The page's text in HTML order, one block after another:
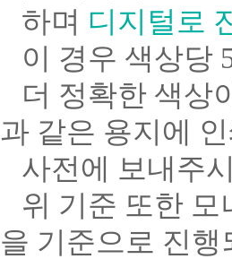
하며 디지털로
이 경우 색상당
더 정확한 색상
과 같은 용지에
사전에 보내주
위 기준 또한 모
을 기준으로 진행